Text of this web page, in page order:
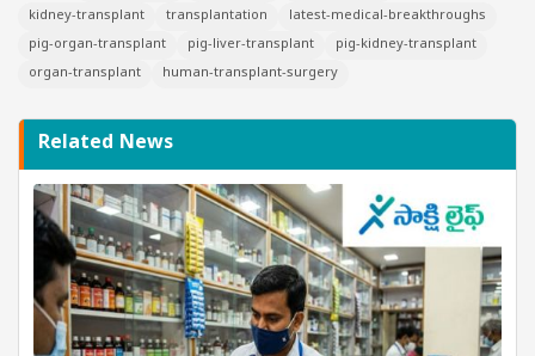
kidney-transplant
transplantation
latest-medical-breakthroughs
pig-organ-transplant
pig-liver-transplant
pig-kidney-transplant
organ-transplant
human-transplant-surgery
Related News